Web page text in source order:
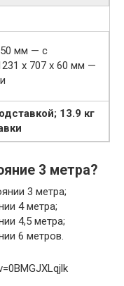
мм — с
x 707 x 60 мм —
13.9 кг
3 метра?
3 метра;
4 метра;
4,5 метра;
6 метров.